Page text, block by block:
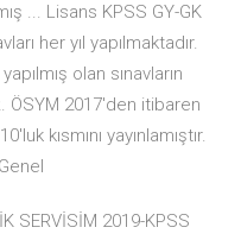
... Lisans KPSS GY-GK
her yıl yapılmaktadır.
olan sınavların
ÖSYM 2017'den itibaren
kısmını yayınlamıştır.
SERVİSİM 2019-KPSS